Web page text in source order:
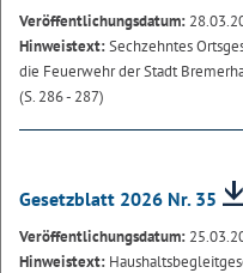
Veröffentlichungsdatum:
Hinweistext:Sechzehntes
die Feuerwehr der Stadt
(S. 286 - 287)
Gesetzblatt 2026 Nr. 35
Veröffentlichungsdatum:
Hinweistext: